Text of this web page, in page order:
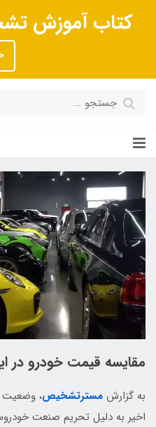
کتاب آموزش
مقایسه قیمت خودرو در
به گزارش مسترتشخیص، وضعیت
اخیر به‌ دلیل تحریم صنعت